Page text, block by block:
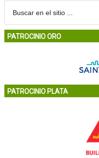
PATROCINIO ORO
PATROCINIO PLATA